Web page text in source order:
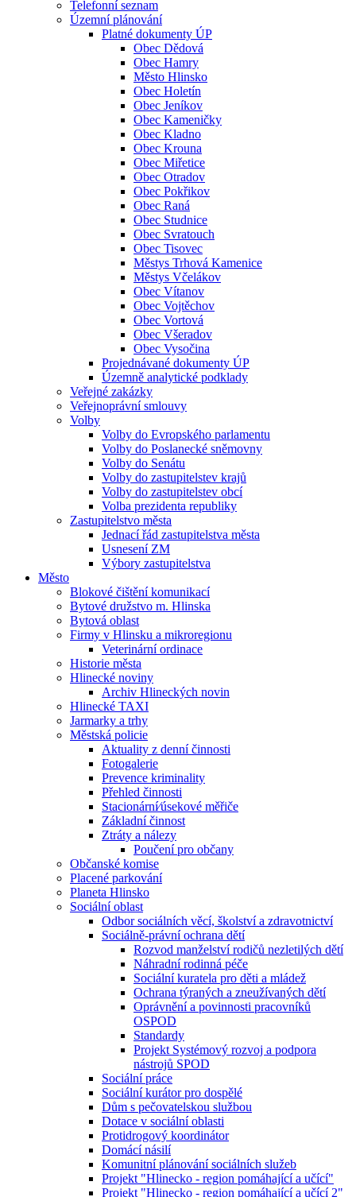
Telefonní seznam
Územní plánování
Platné dokumenty ÚP
Obec Dědová
Obec Hamry
Město Hlinsko
Obec Holetín
Obec Jeníkov
Obec Kameničky
Obec Kladno
Obec Krouna
Obec Miřetice
Obec Otradov
Obec Pokřikov
Obec Raná
Obec Studnice
Obec Svratouch
Obec Tisovec
Městys Trhová Kamenice
Městys Včelákov
Obec Vítanov
Obec Vojtěchov
Obec Vortová
Obec Všeradov
Obec Vysočina
Projednávané dokumenty ÚP
Územně analytické podklady
Veřejné zakázky
Veřejnoprávní smlouvy
Volby
Volby do Evropského parlamentu
Volby do Poslanecké sněmovny
Volby do Senátu
Volby do zastupitelstev krajů
Volby do zastupitelstev obcí
Volba prezidenta republiky
Zastupitelstvo města
Jednací řád zastupitelstva města
Usnesení ZM
Výbory zastupitelstva
Město
Blokové čištění komunikací
Bytové družstvo m. Hlinska
Bytová oblast
Firmy v Hlinsku a mikroregionu
Veterinární ordinace
Historie města
Hlinecké noviny
Archiv Hlineckých novin
Hlinecké TAXI
Jarmarky a trhy
Městská policie
Aktuality z denní činnosti
Fotogalerie
Prevence kriminality
Přehled činnosti
Stacionární⁄úsekové měřiče
Základní činnost
Ztráty a nálezy
Poučení pro občany
Občanské komise
Placené parkování
Planeta Hlinsko
Sociální oblast
Odbor sociálních věcí, školství a zdravotnictví
Sociálně-právní ochrana dětí
Rozvod manželství rodičů nezletilých dětí
Náhradní rodinná péče
Sociální kuratela pro děti a mládež
Ochrana týraných a zneužívaných dětí
Oprávnění a povinnosti pracovníků
OSPOD
Standardy
Projekt Systémový rozvoj a podpora
nástrojů SPOD
Sociální práce
Sociální kurátor pro dospělé
Dům s pečovatelskou službou
Dotace v sociální oblasti
Protidrogový koordinátor
Domácí násilí
Komunitní plánování sociálních služeb
Projekt "Hlinecko - region pomáhající a učící"
Projekt "Hlinecko - region pomáhající a učící 2"